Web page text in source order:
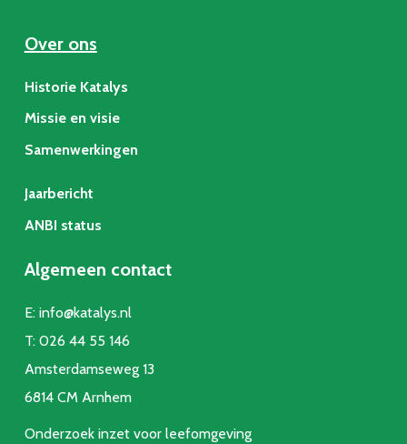
Over ons
Historie Katalys
Missie en visie
Samenwerkingen
Jaarbericht
ANBI status
Algemeen contact
E: info@katalys.nl
T: 026 44 55 146
Amsterdamseweg 13
6814 CM Arnhem
Onderzoek inzet voor leefomgeving